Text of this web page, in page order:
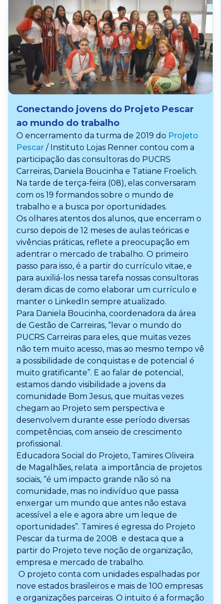
Conectando jovens do Projeto Pescar
ao mundo do trabalho
O encerramento da turma de 2019 do Projeto
Pescar / Instituto Lojas Renner contou com a
participação das consultoras do PUCRS
Carreiras, Daniela Boucinha e Tatiane Froelich.
Na tarde de terça-feira (08), elas conversaram
com os 19 formandos sobre o mundo de
trabalho e a busca por oportunidades.
Os olhares atentos dos alunos, que encerram o
curso depois de 12 meses de aulas teóricas e
vivências práticas, reflete a preocupação em
adentrar o mercado de trabalho. O primeiro
passo para isso, é a partir do currículo vitae, e
para auxiliá-los nessa tarefa nossas consultoras
deram dicas de como elaborar um currículo e
manter o LinkedIn sempre atualizado.
Para Daniela Boucinha, coordenadora da área
de Gestão de Carreiras, “levar o mundo do
PUCRS Carreiras para eles, que muitas vezes
não tem muito acesso, mas ao mesmo tempo vê
a possibilidade de conquistas e de potencial é
muito gratificante”. E ao falar de potencial,
estamos dando visibilidade a jovens da
comunidade Bom Jesus, que muitas vezes
chegam ao Projeto sem perspectiva e
desenvolvem durante esse período diversas
competências, com anseio de crescimento
profissional.
Educadora Social do Projeto, Tamires Oliveira
de Magalhães, relata a importância de projetos
sociais, “é um impacto grande não só na
comunidade, mas no indivíduo que passa
enxergar um mundo que antes não estava
acessível a ele e agora abre um leque de
oportunidades”. Tamires é egressa do Projeto
Pescar da turma de 2008 e destaca que a
partir do Projeto teve noção de organização,
empresa e mercado de trabalho.
O projeto conta com unidades espalhadas por
nove estados brasileiros e mais de 100 empresas
e organizações parceiras. O intuito é a formação